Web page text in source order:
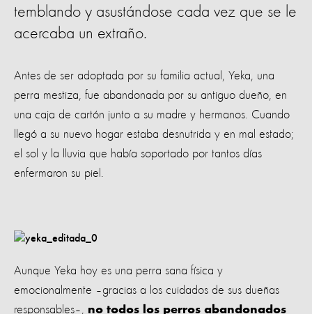
temblando y asustándose cada vez que se le
acercaba un extraño.
Antes de ser adoptada por su familia actual, Yeka, una
perra mestiza, fue abandonada por su antiguo dueño, en
una caja de cartón junto a su madre y hermanos. Cuando
llegó a su nuevo hogar estaba desnutrida y en mal estado;
el sol y la lluvia que había soportado por tantos días
enfermaron su piel.
Aunque Yeka hoy es una perra sana física y
emocionalmente –gracias a los cuidados de sus dueñas
responsables–, no todos los perros abandonados